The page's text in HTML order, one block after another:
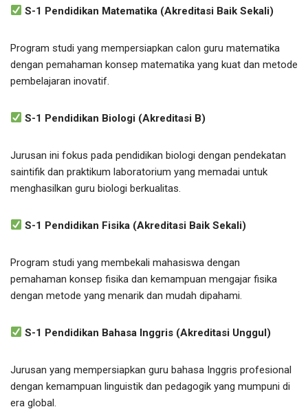
S-1 Pendidikan Matematika (Akreditasi Baik Sekali)
Program studi yang mempersiapkan calon guru matematika
dengan pemahaman konsep matematika yang kuat dan metode
pembelajaran inovatif.
S-1 Pendidikan Biologi (Akreditasi B)
Jurusan ini fokus pada pendidikan biologi dengan pendekatan
saintifik dan praktikum laboratorium yang memadai untuk
menghasilkan guru biologi berkualitas.
S-1 Pendidikan Fisika (Akreditasi Baik Sekali)
Program studi yang membekali mahasiswa dengan
pemahaman konsep fisika dan kemampuan mengajar fisika
dengan metode yang menarik dan mudah dipahami.
S-1 Pendidikan Bahasa Inggris (Akreditasi Unggul)
Jurusan yang mempersiapkan guru bahasa Inggris profesional
dengan kemampuan linguistik dan pedagogik yang mumpuni di
era global.